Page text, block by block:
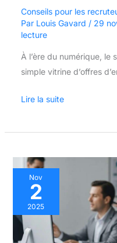
Conseils pour les
Par Louis Gavard / 29
lecture
À l’ère du numérique, le
simple vitrine d’offres
Lire la suite
Nov
2
2025
Publier
Facilement
en
Interne
Sur